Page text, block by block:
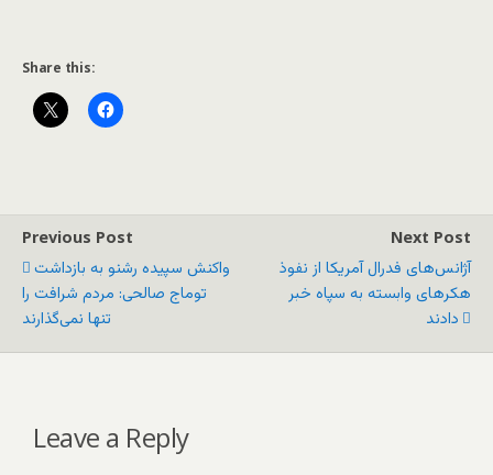
Share this:
Previous Post
واکنش سپیده رشنو به بازداشت
توماج صالحی: مردم شرافت را
تنها نمی‌گذارند
Next Post
آژانس‌های فدرال آمریکا از نفوذ
هکرهای وابسته به سپاه خبر
دادند
Leave a Reply